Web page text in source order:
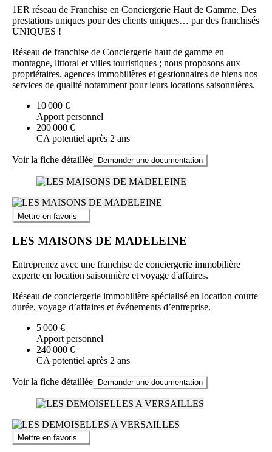
1ER réseau de Franchise en Conciergerie Haut de Gamme. Des
prestations uniques pour des clients uniques… par des franchisés
UNIQUES !
Réseau de franchise de Conciergerie haut de gamme en
montagne, littoral et villes touristiques ; nous proposons aux
propriétaires, agences immobilières et gestionnaires de biens nos
services de qualité notamment pour leurs locations saisonnières.
10 000 €
Apport personnel
200 000 €
CA potentiel après 2 ans
Voir la fiche détaillée Demander une documentation
Mettre en favoris
LES MAISONS DE MADELEINE
Entreprenez avec une franchise de conciergerie immobilière
experte en location saisonnière et voyage d'affaires.
Réseau de conciergerie immobilière spécialisé en location courte
durée, voyage d’affaires et événements d’entreprise.
5 000 €
Apport personnel
240 000 €
CA potentiel après 2 ans
Voir la fiche détaillée Demander une documentation
Mettre en favoris